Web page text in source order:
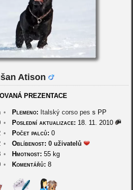
Atison
PREZENTACE
• Plemeno: Italský corso pes s PP
• Poslední aktualizace: 18. 11. 2010
• Počet palců: 0
• Oblíbenost: 0 uživatelů
• Hmotnost: 55 kg
• Komentářů: 8